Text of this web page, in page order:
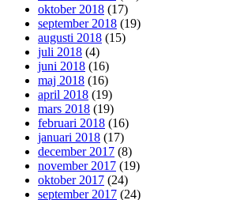
oktober 2018 (17)
september 2018 (19)
augusti 2018 (15)
juli 2018 (4)
juni 2018 (16)
maj 2018 (16)
april 2018 (19)
mars 2018 (19)
februari 2018 (16)
januari 2018 (17)
december 2017 (8)
november 2017 (19)
oktober 2017 (24)
september 2017 (24)